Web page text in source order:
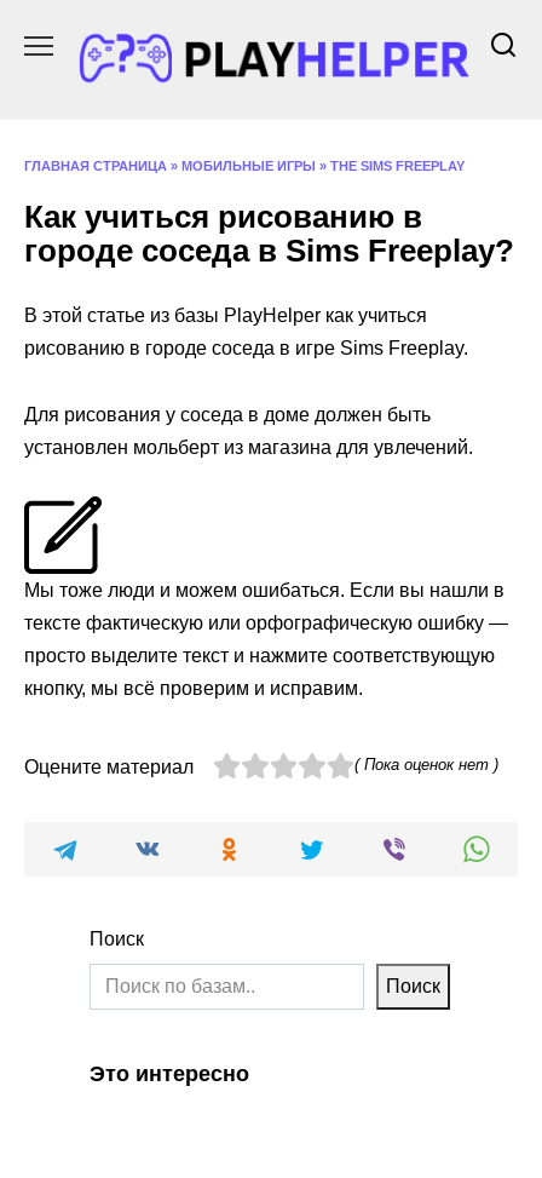
содержанию
ГЛАВНАЯ СТРАНИЦА » МОБИЛЬНЫЕ ИГРЫ » THE SIMS FREEPLAY
Как учиться рисованию в
городе соседа в Sims Freeplay?
В этой статье из базы PlayHelper как учиться
рисованию в городе соседа в игре Sims Freeplay.
Для рисования у соседа в доме должен быть
установлен мольберт из магазина для увлечений.
Мы тоже люди и можем ошибаться. Если вы нашли в
тексте фактическую или орфографическую ошибку —
просто выделите текст и нажмите соответствующую
кнопку, мы всё проверим и исправим.
Оцените материал ( Пока оценок нет )
Поиск
Поиск
Это интересно